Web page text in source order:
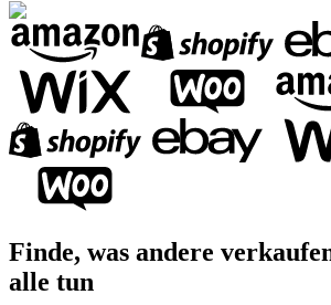
Finde, was andere
alle tun